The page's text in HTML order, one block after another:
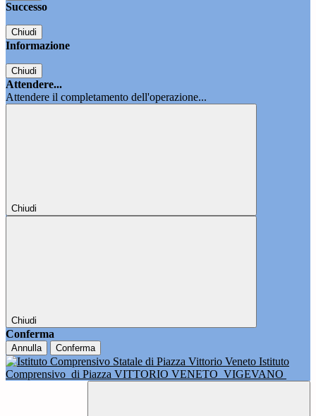
Successo
Chiudi
Informazione
Chiudi
Attendere...
Attendere il completamento dell'operazione...
Chiudi
Chiudi
Conferma
Annulla Conferma
Istituto
Comprensivo di Piazza VITTORIO VENETO VIGEVANO